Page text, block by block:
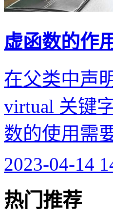
虚函数的作
在父类中声
virtual 关键
数的使用需
2023-04-14
热门推荐